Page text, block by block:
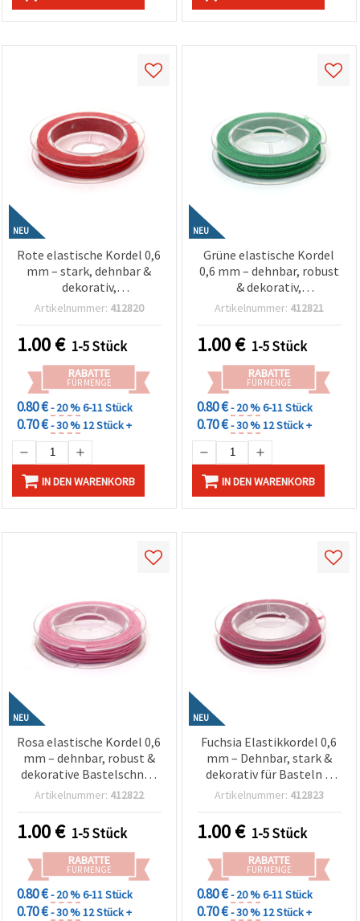
NEU
Rote elastische Kordel 0,6
mm – stark, dehnbar &
dekorativ,
Bastelschnur/Gummiband
ca. 10 m Rolle
Artikelnummer: 412820
1.00€ 1-5 Stück
RABATTE
FÜR MENGE
0.80 €- 20 %6-11 Stück
0.70 €- 30 %12 Stück +
IN DEN WARENKORB
NEU
Grüne elastische Kordel
0,6 mm – dehnbar, robust
& dekorativ,
Bastelschnur/Gummiband
Artikelnummer: 412821
1.00€ 1-5 Stück
RABATTE
FÜR MENGE
0.80 €- 20 %6-11 Stück
0.70 €- 30 %12 Stück +
IN DEN WARENKORB
NEU
Rosa elastische Kordel 0,6
mm – dehnbar, robust &
dekorative Bastelschnur,
ca. 10 m Rolle
Artikelnummer: 412822
1.00€ 1-5 Stück
RABATTE
FÜR MENGE
0.80 €- 20 %6-11 Stück
0.70 €- 30 %12 Stück +
NEU
Fuchsia Elastikkordel 0,6
mm – Dehnbar, stark &
dekorativ für Basteln &
Schmuck, ca. 10 m Rolle
Artikelnummer: 412823
1.00€ 1-5 Stück
RABATTE
FÜR MENGE
0.80 €- 20 %6-11 Stück
0.70 €- 30 %12 Stück +